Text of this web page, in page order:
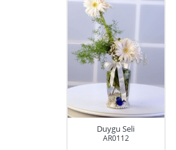
Duygu Seli
AR0112